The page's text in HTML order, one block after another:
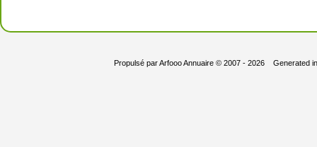
Propulsé parArfooo Annuaire© 2007 - 2026 Generated